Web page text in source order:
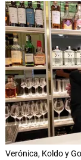
Verónica, Koldo y